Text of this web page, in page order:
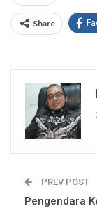
Share
PREV POST
Pengendara